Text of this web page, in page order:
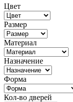
Цвет
Размер
Материал
Назначение
Форма
Кол-во дверей